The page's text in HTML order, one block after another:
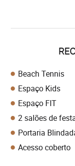
Beach Tennis
Espaço Kids
Espaço FIT
2 salões de
Portaria
Acesso coberto